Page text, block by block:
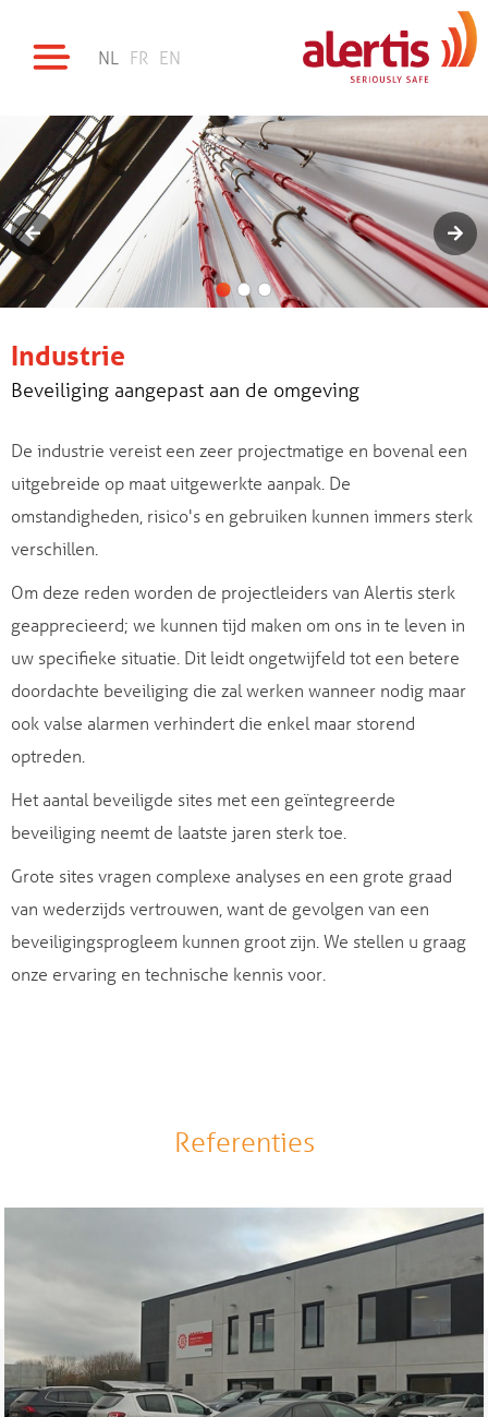
NL FR EN
Industrie
Beveiliging aangepast aan de omgeving
De industrie vereist een zeer projectmatige en bovenal een
uitgebreide op maat uitgewerkte aanpak. De
omstandigheden, risico's en gebruiken kunnen immers sterk
verschillen.
Om deze reden worden de projectleiders van Alertis sterk
geapprecieerd; we kunnen tijd maken om ons in te leven in
uw specifieke situatie. Dit leidt ongetwijfeld tot een betere
doordachte beveiliging die zal werken wanneer nodig maar
ook valse alarmen verhindert die enkel maar storend
optreden.
Het aantal beveiligde sites met een geïntegreerde
beveiliging neemt de laatste jaren sterk toe.
Grote sites vragen complexe analyses en een grote graad
van wederzijds vertrouwen, want de gevolgen van een
beveiligingsprogleem kunnen groot zijn. We stellen u graag
onze ervaring en technische kennis voor.
Referenties